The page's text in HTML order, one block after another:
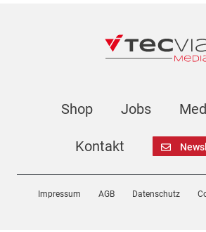
Shop Jobs
Kontakt
Impressum AGB Datenschutz